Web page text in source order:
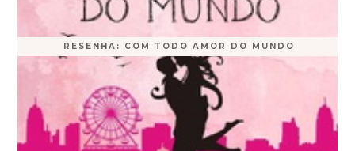
RESENHA: COM TODO AMOR DO MUNDO